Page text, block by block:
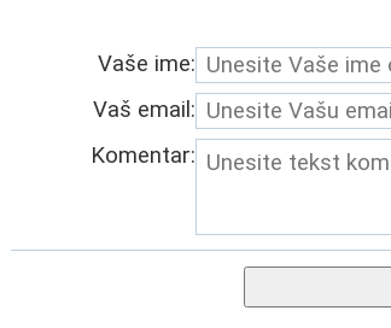
Vaše ime:
Vaš email:
Komentar: